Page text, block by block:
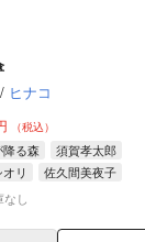
/ ヒナコ
（税込）
る森
須賀孝太郎
リ
佐久間美夜子
なし